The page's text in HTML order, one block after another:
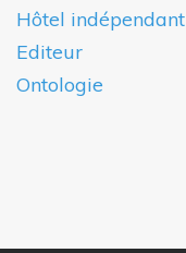
Hôtel indépendant
Editeur
Ontologie